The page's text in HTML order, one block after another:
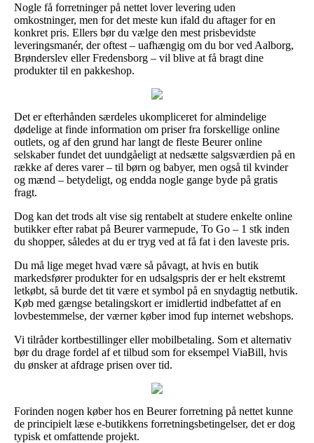
Nogle få forretninger på nettet lover levering uden
omkostninger, men for det meste kun ifald du aftager for en
konkret pris. Ellers bør du vælge den mest prisbevidste
leveringsmanér, der oftest – uafhængig om du bor ved Aalborg,
Brønderslev eller Fredensborg – vil blive at få bragt dine
produkter til en pakkeshop.
Det er efterhånden særdeles ukompliceret for almindelige
dødelige at finde information om priser fra forskellige online
outlets, og af den grund har langt de fleste Beurer online
selskaber fundet det uundgåeligt at nedsætte salgsværdien på en
række af deres varer – til børn og babyer, men også til kvinder
og mænd – betydeligt, og endda nogle gange byde på gratis
fragt.
Dog kan det trods alt vise sig rentabelt at studere enkelte online
butikker efter rabat på Beurer varmepude, To Go – 1 stk inden
du shopper, således at du er tryg ved at få fat i den laveste pris.
Du må lige meget hvad være så påvagt, at hvis en butik
markedsfører produkter for en udsalgspris der er helt ekstremt
letkøbt, så burde det tit være et symbol på en snydagtig netbutik.
Køb med gængse betalingskort er imidlertid indbefattet af en
lovbestemmelse, der værner køber imod fup internet webshops.
Vi tilråder kortbestillinger eller mobilbetaling. Som et alternativ
bør du drage fordel af et tilbud som for eksempel ViaBill, hvis
du ønsker at afdrage prisen over tid.
Forinden nogen køber hos en Beurer forretning på nettet kunne
de principielt læse e-butikkens forretningsbetingelser, det er dog
typisk et omfattende projekt.